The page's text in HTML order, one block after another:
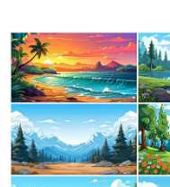
현재 슬라이드: 1 / 25